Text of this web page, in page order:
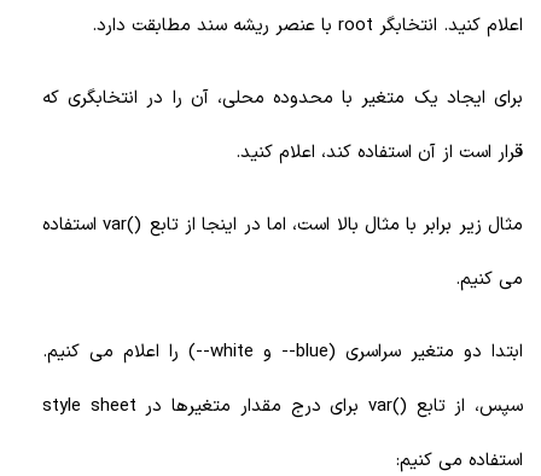
اعلام کنید. انتخابگر root با عنصر ریشه سند مطابقت دارد.
برای ایجاد یک متغیر با محدوده محلی، آن را در انتخابگری که
قرار است از آن استفاده کند، اعلام کنید.
مثال زیر برابر با مثال بالا است، اما در اینجا از تابع ()var استفاده
می کنیم.
ابتدا دو متغیر سراسری (blue-- و white--) را اعلام می کنیم.
سپس، از تابع ()var برای درج مقدار متغیرها در style sheet
استفاده می کنیم: